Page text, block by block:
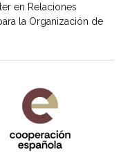
en Relaciones
la Organización de